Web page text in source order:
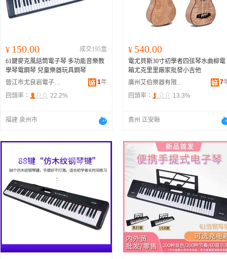
¥ 150.00
成交195盒
61鍵麥克風話筒電子琴 多功能音樂教
學琴電鋼琴 兒童樂器玩具鋼琴
晉江市尤良岩電子商務有限公司
1年
回頭率：
22.2%
福建 泉州市
¥ 540.00
電尤貝斯30寸初學者四弦琴水曲柳電
箱尤克里里廠家批發小吉他
廣州艾伯樂器有限公司
7
回頭率：
13.3%
貴州 正安縣